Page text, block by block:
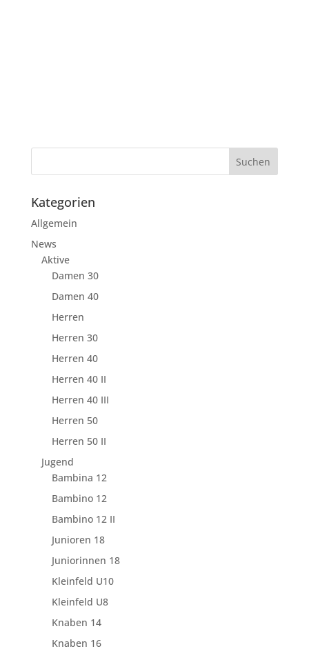
Kategorien
Allgemein
News
Aktive
Damen 30
Damen 40
Herren
Herren 30
Herren 40
Herren 40 II
Herren 40 III
Herren 50
Herren 50 II
Jugend
Bambina 12
Bambino 12
Bambino 12 II
Junioren 18
Juniorinnen 18
Kleinfeld U10
Kleinfeld U8
Knaben 14
Knaben 16